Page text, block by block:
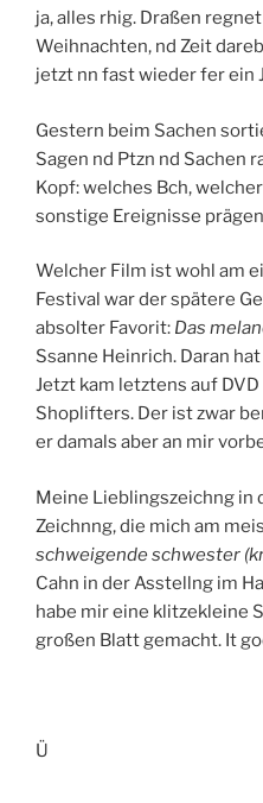
ja, alles rhig. Draßen
Weihnachten, nd Zeit
jetzt nn fast wieder fer ein
Gestern beim Sachen
Sagen nd Ptzn nd Sachen
Kopf: welches Bch,
sonstige Ereignisse
Welcher Film ist wohl am
Festival war der spätere
absolter Favorit: Das
Ssanne Heinrich. Daran
Jetzt kam letztens auf
Shoplifters. Der ist zwar
er damals aber an mir
Meine Lieblingszeichng in
Zeichnng, die mich am
schweigende schwester
Cahn in der Asstellng im
habe mir eine klitzekleine
großen Blatt gemacht. It
Ü